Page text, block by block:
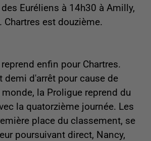
Euréliens à 14h30 à Amilly,
Chartres est douzième.
enfin pour Chartres.
demi d'arrêt pour cause de
la Proligue reprend du
la quatorzième journée. Les
place du classement, se
poursuivant direct, Nancy,